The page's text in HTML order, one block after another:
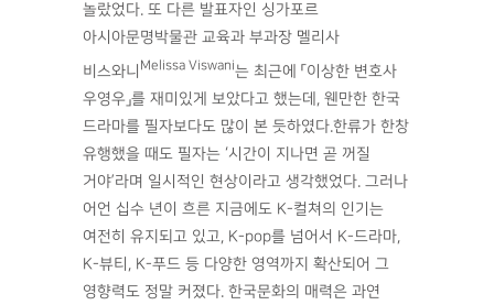
놀랐었다. 또 다른 발표자인 싱가포르
아시아문명박물관 교육과 부과장 멜리사
비스와니 Melissa Viswani는 최근에 「이상한 변호사
우영우」를 재미있게 보았다고 했는데, 웬만한 한국
드라마를 필자보다도 많이 본 듯하였다.한류가 한창
유행했을 때도 필자는 ‘시간이 지나면 곧 꺼질
거야’라며 일시적인 현상이라고 생각했었다. 그러나
어언 십수 년이 흐른 지금에도 K-컬쳐의 인기는
여전히 유지되고 있고, K-pop를 넘어서 K-드라마,
K-뷰티, K-푸드 등 다양한 영역까지 확산되어 그
영향력도 정말 커졌다. 한국문화의 매력은 과연